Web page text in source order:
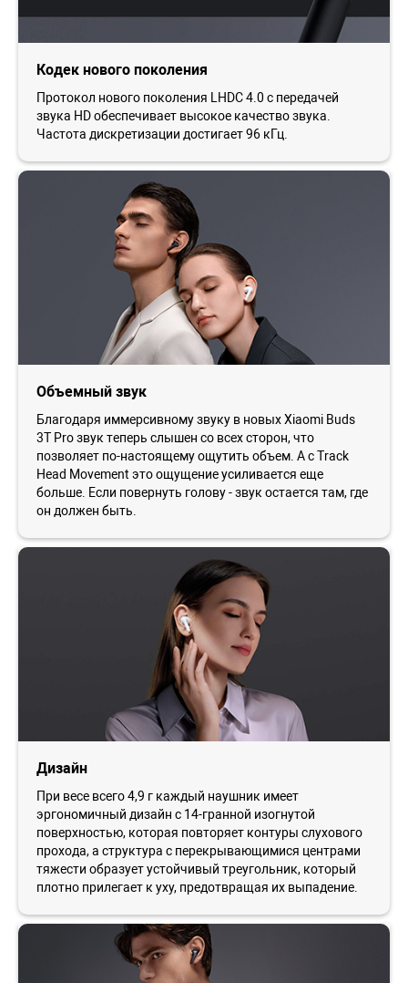
Кодек нового поколения
Протокол нового поколения LHDC 4.0 с передачей
звука HD обеспечивает высокое качество звука.
Частота дискретизации достигает 96 кГц.
Объемный звук
Благодаря иммерсивному звуку в новых Xiaomi Buds
3T Pro звук теперь слышен со всех сторон, что
позволяет по-настоящему ощутить объем. А с Track
Head Movement это ощущение усиливается еще
больше. Если повернуть голову - звук остается там, где
он должен быть.
Дизайн
При весе всего 4,9 г каждый наушник имеет
эргономичный дизайн с 14-гранной изогнутой
поверхностью, которая повторяет контуры слухового
прохода, а структура с перекрывающимися центрами
тяжести образует устойчивый треугольник, который
плотно прилегает к уху, предотвращая их выпадение.